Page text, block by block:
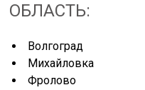
ОБЛАСТЬ:
Волгоград
Михайловка
Фролово